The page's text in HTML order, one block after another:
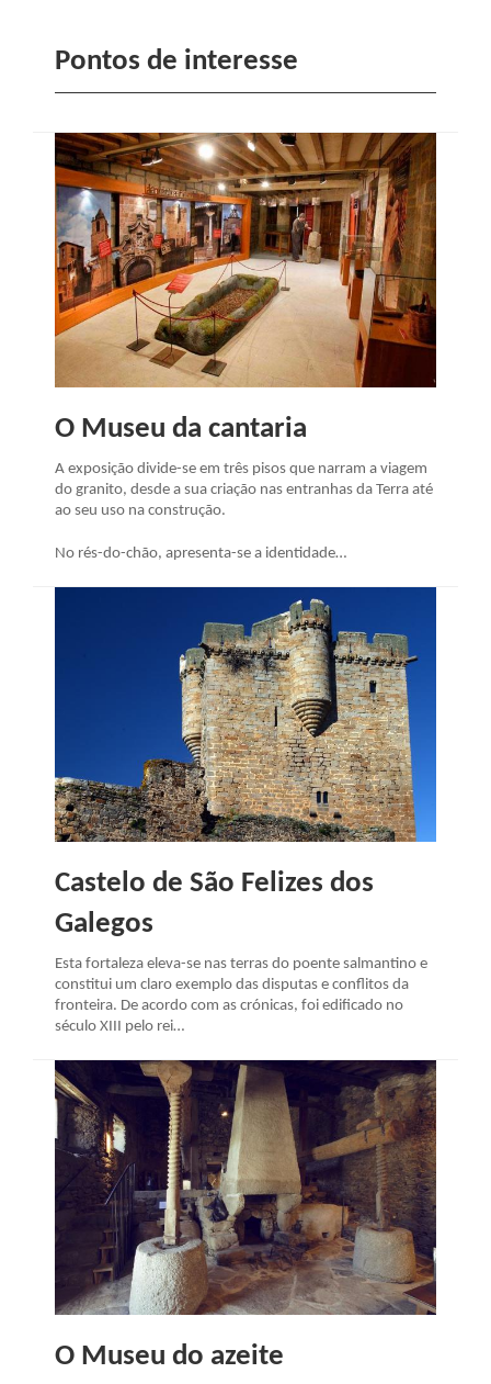
Pontos de interesse
O Museu da cantaria
A exposição divide-se em três pisos que narram a viagem
do granito, desde a sua criação nas entranhas da Terra até
ao seu uso na construção.
No rés-do-chão, apresenta-se a identidade…
Castelo de São Felizes dos
Galegos
Esta fortaleza eleva-se nas terras do poente salmantino e
constitui um claro exemplo das disputas e conflitos da
fronteira. De acordo com as crónicas, foi edificado no
século XIII pelo rei…
O Museu do azeite